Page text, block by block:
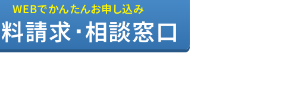
WEBでかんたんお申し込み
請求･相談窓口